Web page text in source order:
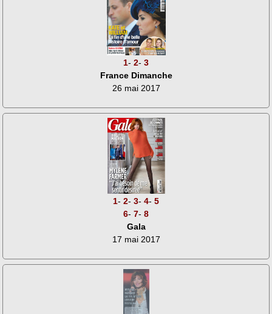
1- 2- 3
France Dimanche
26 mai 2017
1- 2- 3- 4- 5
6- 7- 8
Gala
17 mai 2017